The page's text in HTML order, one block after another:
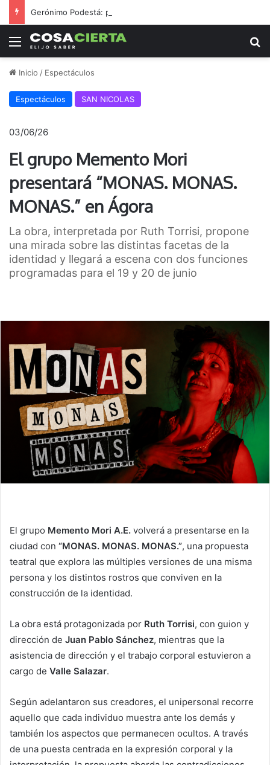
Menú
Inicio / Espectáculos
Espectáculos SAN NICOLAS
03/06/26
El grupo Memento Mori
presentará “MONAS. MONAS.
MONAS.” en Ágora
La obra, interpretada por Ruth Torrisi, propone
una mirada sobre las distintas facetas de la
identidad y llegará a escena con dos funciones
programadas para el 19 y 20 de junio
El grupo Memento Mori A.E. volverá a presentarse en la
ciudad con “MONAS. MONAS. MONAS.”, una propuesta
teatral que explora las múltiples versiones de una misma
persona y los distintos rostros que conviven en la
construcción de la identidad.
La obra está protagonizada por Ruth Torrisi, con guion y
dirección de Juan Pablo Sánchez, mientras que la
asistencia de dirección y el trabajo corporal estuvieron a
cargo de Valle Salazar.
Según adelantaron sus creadores, el unipersonal recorre
aquello que cada individuo muestra ante los demás y
también los aspectos que permanecen ocultos. A través
de una puesta centrada en la expresión corporal y la